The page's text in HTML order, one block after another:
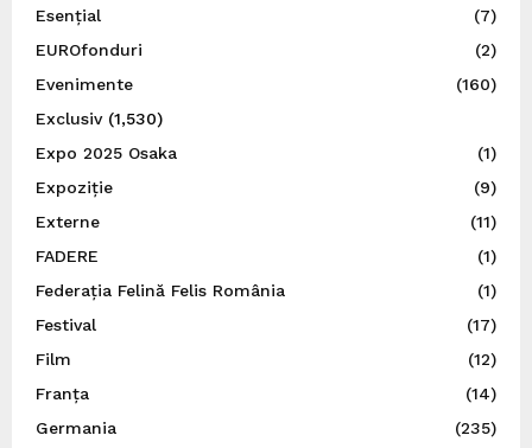
Esențial
(7)
EUROfonduri
(2)
Evenimente
(160)
Exclusiv(1,530)
Expo 2025 Osaka
(1)
Expoziție
(9)
Externe
(11)
FADERE
(1)
Federația Felină Felis România
(1)
Festival
(17)
Film
(12)
Franța
(14)
Germania
(235)